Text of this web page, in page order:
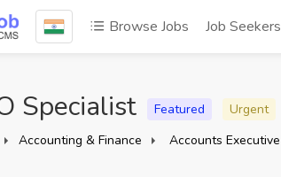
Browse Jobs Job Seekers
Specialist Featured
Urgent
Accounting & Finance Accounts Executive